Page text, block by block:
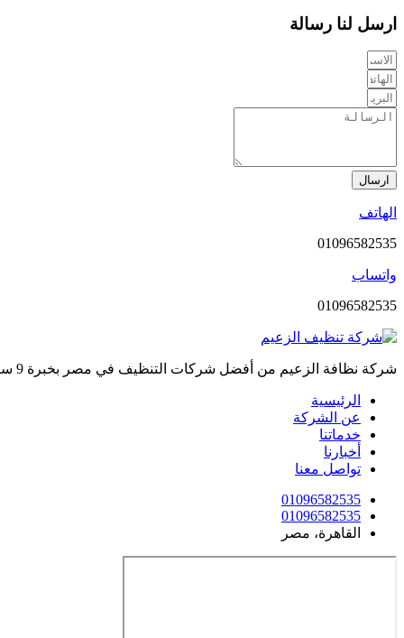
ارسل لنا رسالة
ارسال
الهاتف
01096582535
واتساب
01096582535
شركة نظافة الزعيم من أفضل شركات التنظيف في مصر بخبرة 9 سنوات، لخدمات تنظيف متكاملة داخلية وخارجية.
الرئيسية
عن الشركة
خدماتنا
أخبارنا
تواصل معنا
01096582535
01096582535
القاهرة، مصر